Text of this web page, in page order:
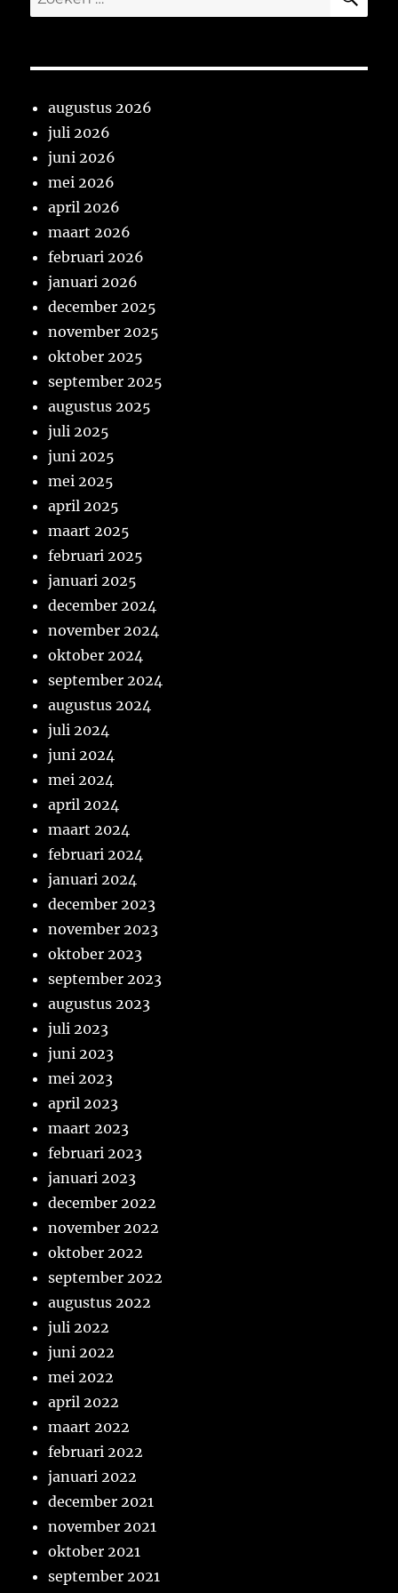
naar:
augustus 2026
juli 2026
juni 2026
mei 2026
april 2026
maart 2026
februari 2026
januari 2026
december 2025
november 2025
oktober 2025
september 2025
augustus 2025
juli 2025
juni 2025
mei 2025
april 2025
maart 2025
februari 2025
januari 2025
december 2024
november 2024
oktober 2024
september 2024
augustus 2024
juli 2024
juni 2024
mei 2024
april 2024
maart 2024
februari 2024
januari 2024
december 2023
november 2023
oktober 2023
september 2023
augustus 2023
juli 2023
juni 2023
mei 2023
april 2023
maart 2023
februari 2023
januari 2023
december 2022
november 2022
oktober 2022
september 2022
augustus 2022
juli 2022
juni 2022
mei 2022
april 2022
maart 2022
februari 2022
januari 2022
december 2021
november 2021
oktober 2021
september 2021